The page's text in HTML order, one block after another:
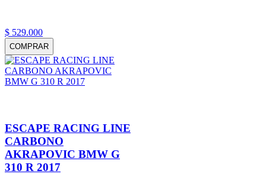
$ 529.000
COMPRAR
ESCAPE RACING LINE
CARBONO
AKRAPOVIC BMW G
310 R 2017